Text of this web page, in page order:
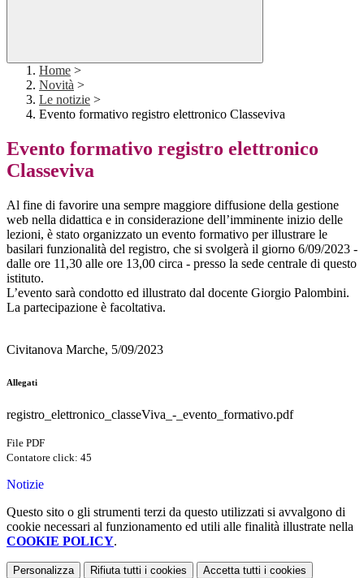
Home >
Novità >
Le notizie >
Evento formativo registro elettronico Classeviva
Evento formativo registro elettronico
Classeviva
Al fine di favorire una sempre maggiore diffusione della gestione
web nella didattica e in considerazione dell’imminente inizio delle
lezioni, è stato organizzato un evento formativo per illustrare le
basilari funzionalità del registro, che si svolgerà il giorno 6/09/2023 -
dalle ore 11,30 alle ore 13,00 circa - presso la sede centrale di questo
istituto.
L’evento sarà condotto ed illustrato dal docente Giorgio Palombini.
La partecipazione è facoltativa.
Civitanova Marche, 5/09/2023
Allegati
registro_elettronico_classeViva_-_evento_formativo.pdf
File PDF
Contatore click: 45
Notizie
Questo sito o gli strumenti terzi da questo utilizzati si avvalgono di
cookie necessari al funzionamento ed utili alle finalità illustrate nella
COOKIE POLICY.
Personalizza Rifiuta tutti i cookies Accetta tutti i cookies